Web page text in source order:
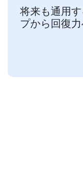
将来も通用
プから回復